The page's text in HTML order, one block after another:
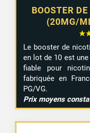
BOOSTER
(20MG/
Le booster de
en lot de 10 est
fiable pour
fabriquée en
PG/VG.
Prix moyens